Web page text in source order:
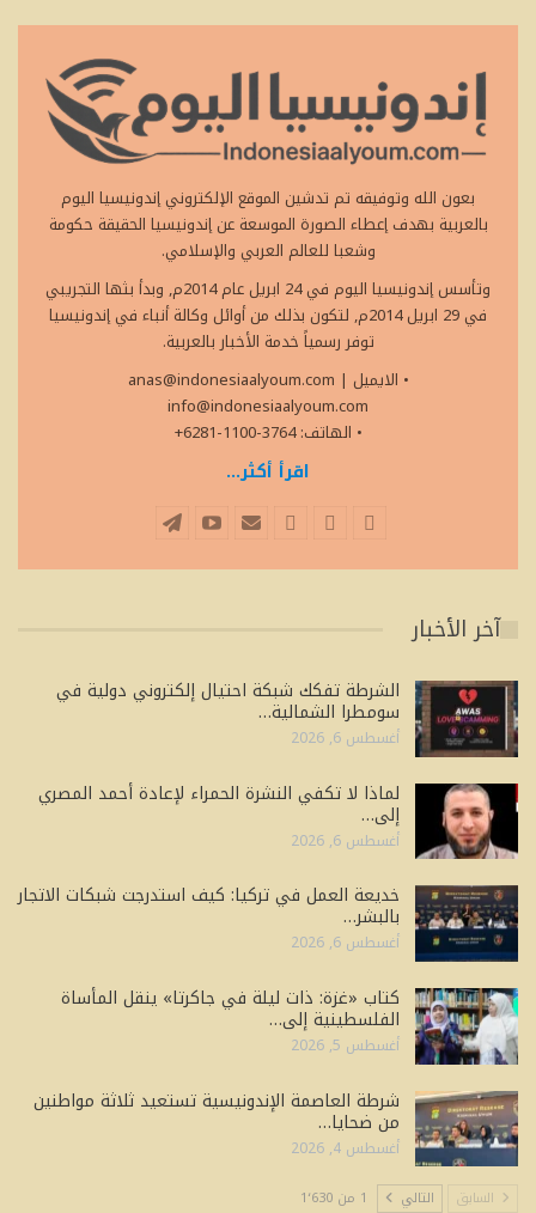
بعون الله وتوفيقه تم تدشين الموقع الإلكتروني إندونيسيا اليوم
بالعربية بهدف إعطاء الصورة الموسعة عن إندونيسيا الحقيقة حكومة
وشعبا للعالم العربي والإسلامي.
وتأسس إندونيسيا اليوم في 24 ابريل عام 2014م, وبدأ بثها التجريبي
في 29 ابريل 2014م, لتكون بذلك من أوائل وكالة أنباء في إندونيسيا
توفر رسمياً خدمة الأخبار بالعربية.
• الايميل
anas@indonesiaalyoum.com |
info@indonesiaalyoum.com
• الهاتف: 3764-1100-6281+
اقرأ أكثر...
آخر الأخبار
الشرطة تفكك شبكة احتيال إلكتروني دولية في
سومطرا الشمالية…
أغسطس 6, 2026
لماذا لا تكفي النشرة الحمراء لإعادة أحمد المصري
إلى…
أغسطس 6, 2026
خديعة العمل في تركيا: كيف استدرجت شبكات الاتجار
بالبشر…
أغسطس 6, 2026
كتاب «غزة: ذات ليلة في جاكرتا» ينقل المأساة
الفلسطينية إلى…
أغسطس 5, 2026
شرطة العاصمة الإندونيسية تستعيد ثلاثة مواطنين
من ضحايا…
أغسطس 4, 2026
السابق التالي 1 من 1٬630